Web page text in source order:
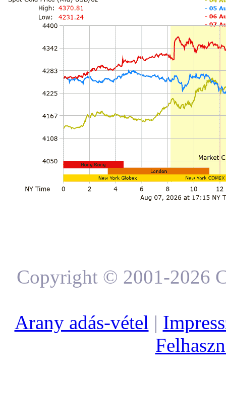
Copyright © 2001-2026
Arany adás-vétel |